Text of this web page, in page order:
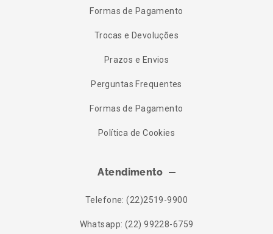
Formas de Pagamento
Trocas e Devoluções
Prazos e Envios
Perguntas Frequentes
Formas de Pagamento
Política de Cookies
Atendimento
Telefone: (22)2519-9900
Whatsapp: (22) 99228-6759